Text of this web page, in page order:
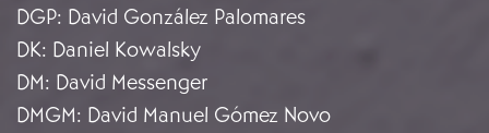
DGP: David González Palomares
DK: Daniel Kowalsky
DM: David Messenger
DMGM: David Manuel Gómez Novo